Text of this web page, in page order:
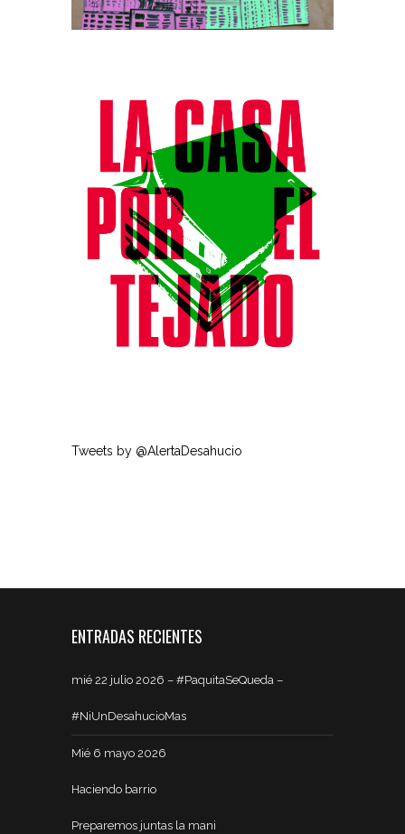
Tweets by @AlertaDesahucio
ENTRADAS RECIENTES
mié 22 julio 2026 – #PaquitaSeQueda –
#NiUnDesahucioMas
Mié 6 mayo 2026
Haciendo barrio
Preparemos juntas la mani